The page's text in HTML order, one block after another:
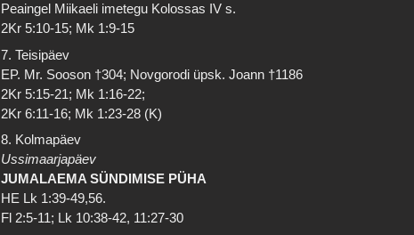
Peaingel Miikaeli imetegu Kolossas IV s.
2Kr 5:10-15; Mk 1:9-15
7. Teisipäev
EP. Mr. Sooson †304; Novgorodi üpsk. Joann †1186
2Kr 5:15-21; Mk 1:16-22;
2Kr 6:11-16; Mk 1:23-28 (K)
8. Kolmapäev
Ussimaarjapäev
JUMALAEMA SÜNDIMISE PÜHA
HE Lk 1:39-49,56.
Fl 2:5-11; Lk 10:38-42, 11:27-30